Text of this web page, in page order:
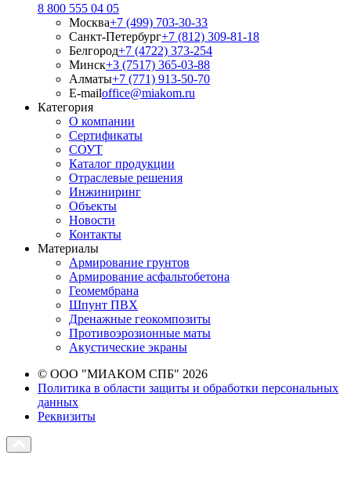
8 800 555 04 05
Москва+7 (499) 703-30-33
Санкт-Петербург+7 (812) 309-81-18
Белгород+7 (4722) 373-254
Минск+3 (7517) 365-03-88
Алматы+7 (771) 913-50-70
E-mailoffice@miakom.ru
Категория
О компании
Сертификаты
СОУТ
Каталог продукции
Отраслевые решения
Инжиниринг
Объекты
Новости
Контакты
Материалы
Армирование грунтов
Армирование асфальтобетона
Геомембрана
Шпунт ПВХ
Дренажные геокомпозиты
Противоэрозионные маты
Акустические экраны
© ООО "МИАКОМ СПБ" 2026
Политика в области защиты и обработки персональных
данных
Реквизиты